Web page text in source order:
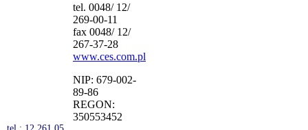
tel. 0048/ 12/
269-00-11
fax 0048/ 12/
267-37-28
www.ces.com.pl
NIP: 679-002-
89-86
REGON:
350553452